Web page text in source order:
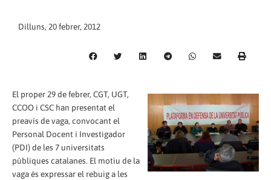
Dilluns, 20 febrer, 2012
El proper 29 de febrer, CGT, UGT,
CCOO i CSC han presentat el
preavís de vaga, convocant el
Personal Docent i Investigador
(PDI) de les 7 universitats
públiques catalanes. El motiu de la
vaga és expressar el rebuig a les